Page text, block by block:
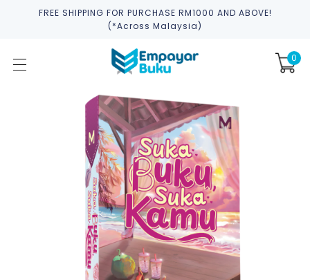
FREE SHIPPING FOR PURCHASE RM1000 AND ABOVE!
(*across Malaysia)
0